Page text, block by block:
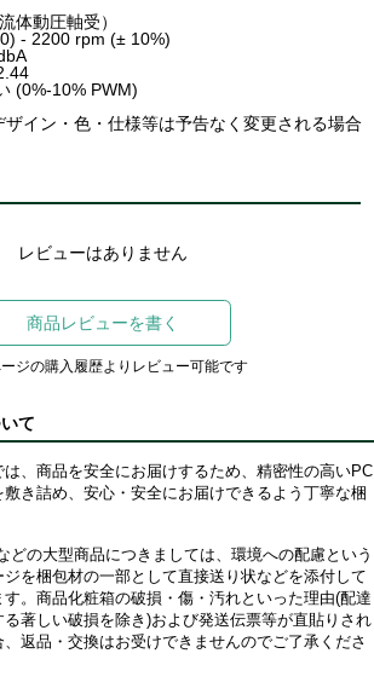
体動圧軸受）
- 2200 rpm (± 10%)
(0%-10% PWM)
イン・色・仕様等は予告なく変更される場合
レビューはありません
商品レビューを書く
ジの購入履歴よりレビュー可能です
て
、商品を安全にお届けするため、精密性の高いPC
き詰め、安心・安全にお届けできるよう丁寧な梱
どの大型商品につきましては、環境への配慮という
を梱包材の一部として直接送り状などを添付して
。商品化粧箱の破損・傷・汚れといった理由(配達
著しい破損を除き)および発送伝票等が直貼りされ
返品・交換はお受けできませんのでご了承くださ